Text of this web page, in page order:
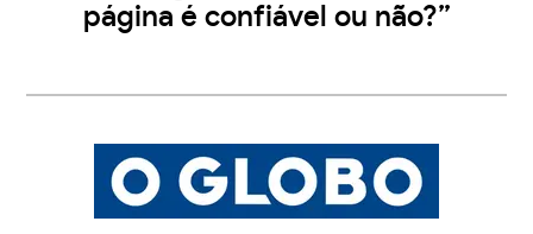
página é confiável ou não?”